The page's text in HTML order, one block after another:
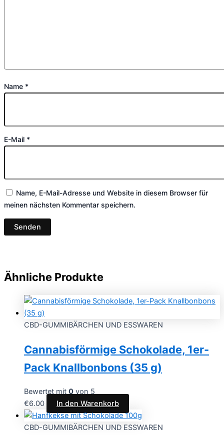
Name *
E-Mail *
Name, E-Mail-Adresse und Website in diesem Browser für
meinen nächsten Kommentar speichern.
Ähnliche Produkte
CBD-GUMMIBÄRCHEN UND ESSWAREN
Cannabisförmige Schokolade, 1er-
Pack Knallbonbons (35 g)
Bewertet mit 0 von 5
€6.00 In den Warenkorb
CBD-GUMMIBÄRCHEN UND ESSWAREN